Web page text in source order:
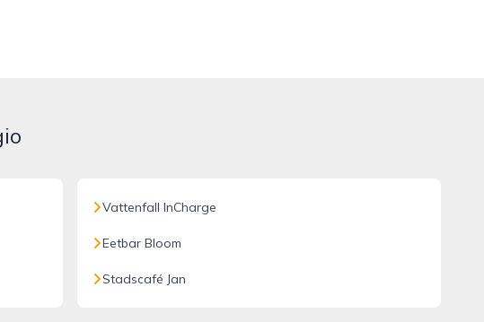
Vattenfall InCharge
Eetbar Bloom
Stadscafé Jan